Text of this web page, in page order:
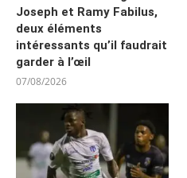
Joseph et Ramy Fabilus,
deux éléments
intéressants qu’il faudrait
garder à l’œil
07/08/2026